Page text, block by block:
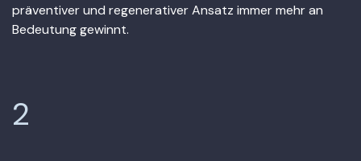
präventiver und regenerativer Ansatz immer mehr an
Bedeutung gewinnt.
2